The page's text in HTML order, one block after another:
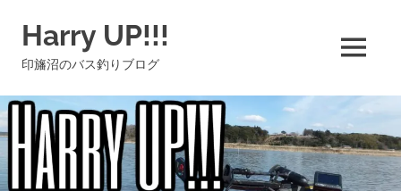
ツ
へ
ス
キ
ッ
Harry UP!!!
印旛沼のバス釣りブログ MENU